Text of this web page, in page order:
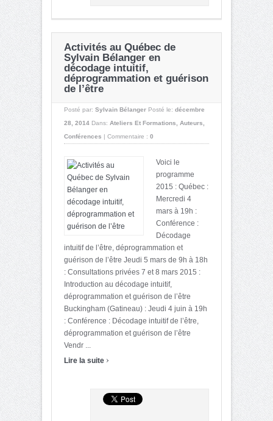
Activités au Québec de
Sylvain Bélanger en
décodage intuitif,
déprogrammation et guérison
de l’être
Posté par: Sylvain Bélanger Posté le: décembre
28, 2014 Dans: Ateliers Et Formations Auteurs
Conférences | Commentaire : 0
Voici le
programme
2015 : Québec :
Mercredi 4
mars à 19h :
Conférence :
Décodage
intuitif de l’être, déprogrammation et
guérison de l’être Jeudi 5 mars de 9h à 18h
: Consultations privées 7 et 8 mars 2015 :
Introduction au décodage intuitif,
déprogrammation et guérison de l’être
Buckingham (Gatineau) : Jeudi 4 juin à 19h
: Conférence : Décodage intuitif de l’être,
déprogrammation et guérison de l’être
Vendr ...
Lire la suite ›